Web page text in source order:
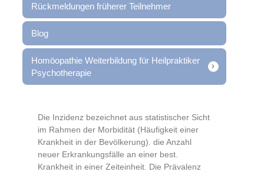
Rückmeldungen früherer Teilnehmer
Blog
Homöopathie Weiterbildung für Heilpraktiker
Psychotherapie
Die Inzidenz bezeichnet aus statistischer Sicht
im Rahmen der Morbidität (Häufigkeit einer
Krankheit in der Bevölkerung). die Anzahl
neuer Erkrankungsfälle an einer best.
Krankheit in einer Zeiteinheit. Die Prävalenz